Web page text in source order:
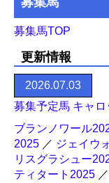
募集馬TOP
更新情報
2026.07.03
募集予定馬 キャ
ブランノワール
2025 ／ ジェイウ
リスグラシュー
ティタート2025 ／